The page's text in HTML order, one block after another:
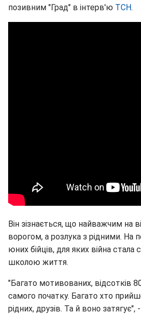
позивним "Град" в інтерв'ю ТСН.
Він зізнається, що найважчим на
ворогом, а розлука з рідними. На
юних бійців, для яких війна
школою життя.
"Багато мотивованих, відсотків
самого початку. Багато хто
рідних, друзів. Та й воно затягує",